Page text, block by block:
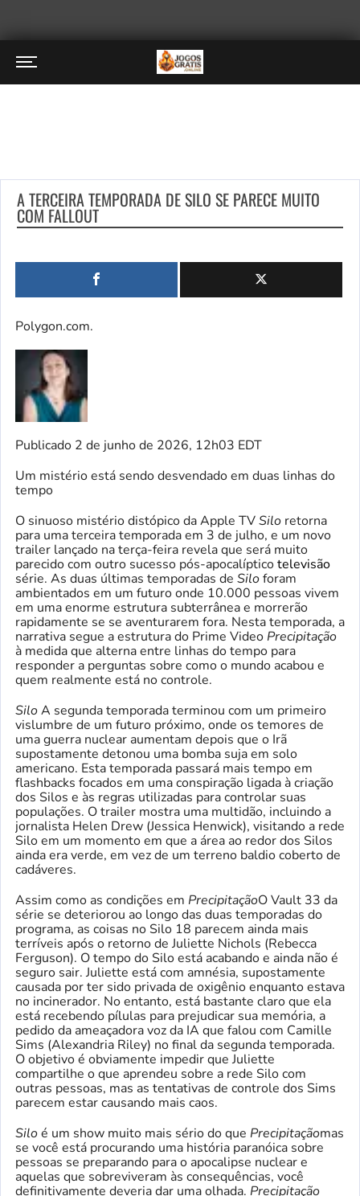
A TERCEIRA TEMPORADA DE SILO SE PARECE MUITO
COM FALLOUT
Polygon.com.
Publicado 2 de junho de 2026, 12h03 EDT
Um mistério está sendo desvendado em duas linhas do
tempo
O sinuoso mistério distópico da Apple TVSilo retorna
para uma terceira temporada em 3 de julho, e um novo
trailer lançado na terça-feira revela que será muito
parecido com outro sucesso pós-apocalípticotelevisão
série. As duas últimas temporadas de Siloforam
ambientados em um futuro onde 10.000 pessoas vivem
em uma enorme estrutura subterrânea e morrerão
rapidamente se se aventurarem fora. Nesta temporada, a
narrativa segue a estrutura do Prime Video Precipitação
à medida que alterna entre linhas do tempo para
responder a perguntas sobre como o mundo acabou e
quem realmente está no controle.
SiloA segunda temporada terminou com um primeiro
vislumbre de um futuro próximo, onde os temores de
uma guerra nuclear aumentam depois que o Irã
supostamente detonou uma bomba suja em solo
americano. Esta temporada passará mais tempo em
flashbacks focados em uma conspiração ligada à criação
dos Silos e às regras utilizadas para controlar suas
populações. O trailer mostra uma multidão, incluindo a
jornalista Helen Drew (Jessica Henwick), visitando a rede
Silo em um momento em que a área ao redor dos Silos
ainda era verde, em vez de um terreno baldio coberto de
cadáveres.
Assim como as condições em PrecipitaçãoO Vault 33 da
série se deteriorou ao longo das duas temporadas do
programa, as coisas no Silo 18 parecem ainda mais
terríveis após o retorno de Juliette Nichols (Rebecca
Ferguson). O tempo do Silo está acabando e ainda não é
seguro sair. Juliette está com amnésia, supostamente
causada por ter sido privada de oxigênio enquanto estava
no incinerador. No entanto, está bastante claro que ela
está recebendo pílulas para prejudicar sua memória, a
pedido da ameaçadora voz da IA ​​​​que falou com Camille
Sims (Alexandria Riley) no final da segunda temporada.
O objetivo é obviamente impedir que Juliette
compartilhe o que aprendeu sobre a rede Silo com
outras pessoas, mas as tentativas de controle dos Sims
parecem estar causando mais caos.
Siloé um show muito mais sério do que Precipitaçãomas
se você está procurando uma história paranóica sobre
pessoas se preparando para o apocalipse nuclear e
aquelas que sobreviveram às consequências, você
definitivamente deveria dar uma olhada. Precipitação